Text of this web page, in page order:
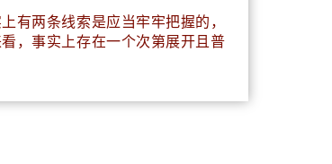
有两条线索是应当牢牢把握的，
，事实上存在一个次第展开且普